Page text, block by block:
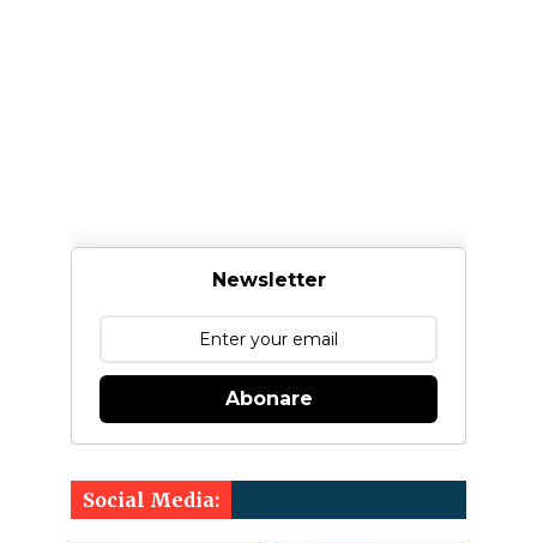
Newsletter
Abonare
Social Media: